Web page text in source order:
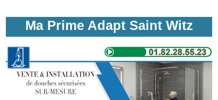
Ma Prime Adapt Saint Witz